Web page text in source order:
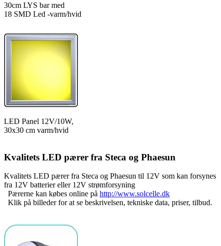
30cm LYS bar med
18 SMD Led -varm/hvid
LED Panel 12V/10W,
30x30 cm varm/hvid
Kvalitets LED pærer fra Steca og Phaesun
Kvalitets LED pærer fra Steca og Phaesun til 12V som kan forsynes
fra 12V batterier eller 12V strømforsyning
Pærerne kan købes online på http://www.solcelle.dk
Klik på billeder for at se beskrivelsen, tekniske data, priser, tilbud.